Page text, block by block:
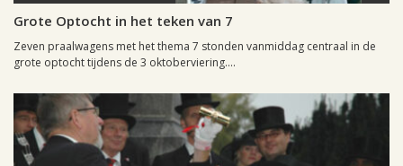
Grote Optocht in het teken van 7
Zeven praalwagens met het thema 7 stonden vanmiddag centraal in de
grote optocht tijdens de 3 oktoberviering....